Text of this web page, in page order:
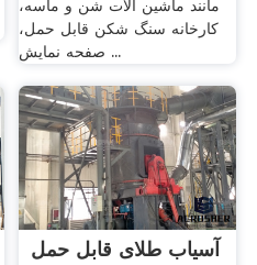
مانند ماشین آلات شن و ماسه،
کارخانه سنگ شکن قابل حمل،
صفحه نمایش ...
آسیاب طلای قابل حمل